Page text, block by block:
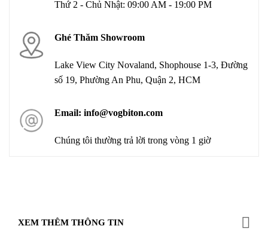
Thứ 2 - Chủ Nhật: 09:00 AM - 19:00 PM
Ghé Thăm Showroom
Lake View City Novaland, Shophouse 1-3, Đường
số 19, Phường An Phu, Quận 2, HCM
Email: info@vogbiton.com
Chúng tôi thường trả lời trong vòng 1 giờ
XEM THÊM THÔNG TIN